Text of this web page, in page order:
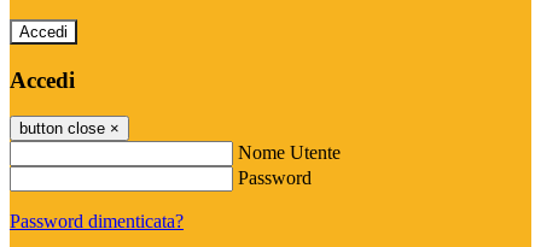
Accedi
Accedi
button close ×
Nome Utente
Password
Password dimenticata?